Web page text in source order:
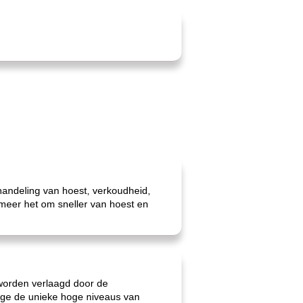
van hoest, verkoudheid,
het om sneller van hoest en
verlaagd door de
de unieke hoge niveaus van